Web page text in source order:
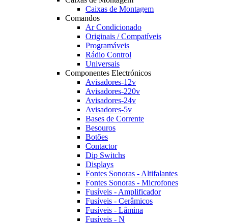
Caixas de Montagem
Comandos
Ar Condicionado
Originais / Compatíveis
Programáveis
Rádio Control
Universais
Componentes Electrónicos
Avisadores-12v
Avisadores-220v
Avisadores-24v
Avisadores-5v
Bases de Corrente
Besouros
Botões
Contactor
Dip Switchs
Displays
Fontes Sonoras - Altifalantes
Fontes Sonoras - Microfones
Fusíveis - Amplificador
Fusíveis - Cerâmicos
Fusíveis - Lâmina
Fusíveis - N